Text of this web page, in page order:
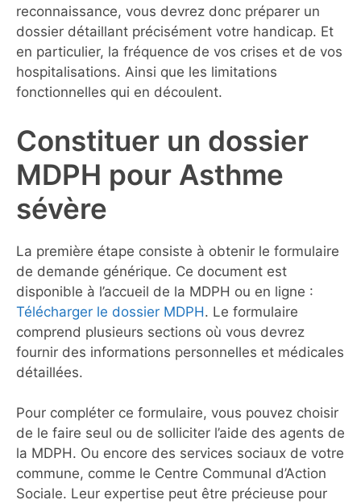
reconnaissance, vous devrez donc préparer un
dossier détaillant précisément votre handicap. Et
en particulier, la fréquence de vos crises et de vos
hospitalisations. Ainsi que les limitations
fonctionnelles qui en découlent.
Constituer un dossier
MDPH pour Asthme
sévère
La première étape consiste à obtenir le formulaire
de demande générique. Ce document est
disponible à l’accueil de la MDPH ou en ligne :
Télécharger le dossier MDPH. Le formulaire
comprend plusieurs sections où vous devrez
fournir des informations personnelles et médicales
détaillées.
Pour compléter ce formulaire, vous pouvez choisir
de le faire seul ou de solliciter l’aide des agents de
la MDPH. Ou encore des services sociaux de votre
commune, comme le Centre Communal d’Action
Sociale. Leur expertise peut être précieuse pour